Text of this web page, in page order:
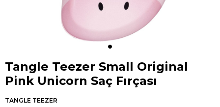
Tangle Teezer Small Original
Pink Unicorn Saç Fırçası
TANGLE TEEZER